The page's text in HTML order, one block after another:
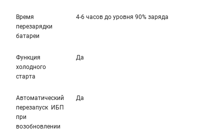
Время
перезарядки
батареи
4-6 часов до уровня 90% заряда
Функция
холодного
старта
Да
Автоматический
перезапуск ИБП
при
возобновлении
Да